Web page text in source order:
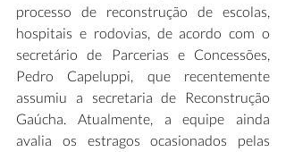
processo de reconstrução de escolas,
hospitais e rodovias, de acordo com o
secretário de Parcerias e Concessões,
Pedro Capeluppi, que recentemente
assumiu a secretaria de Reconstrução
Gaúcha. Atualmente, a equipe ainda
avalia os estragos ocasionados pelas